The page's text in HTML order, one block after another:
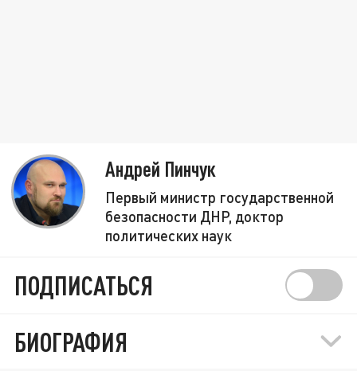
Андрей Пинчук
Первый министр государственной
безопасности ДНР, доктор
политических наук
ПОДПИСАТЬСЯ
БИОГРАФИЯ